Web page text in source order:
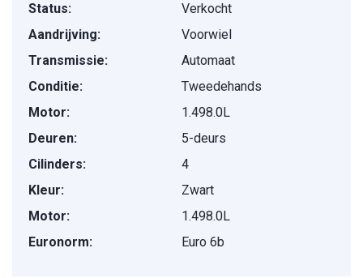
Status:
Verkocht
Aandrijving:
Voorwiel
Transmissie:
Automaat
Conditie:
Tweedehands
Motor:
1.498.0L
Deuren:
5-deurs
Cilinders:
4
Kleur:
Zwart
Motor:
1.498.0L
Euronorm:
Euro 6b